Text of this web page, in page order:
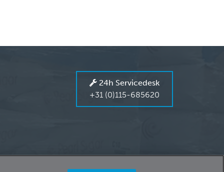
24h Servicedesk
+31 (0)115-685620